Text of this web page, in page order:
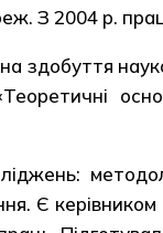
З 2004 р.
здобуття
Є